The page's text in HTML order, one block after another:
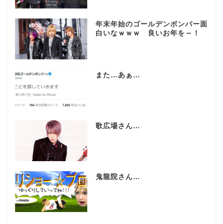
年末年始のゴールデンボンバー面
白いなｗｗｗ 良いお年を～！
また…あぁ…
歌広場さん…
鬼龍院さん…